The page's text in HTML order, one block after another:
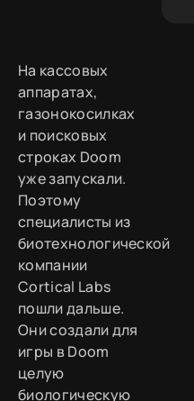
На кассовых
аппаратах,
газонокосилках
и поисковых
строках Doom
уже запускали.
Поэтому
специалисты из
биотехнологической
компании
Cortical Labs
пошли дальше.
Они создали для
игры в Doom
целую
биологическую